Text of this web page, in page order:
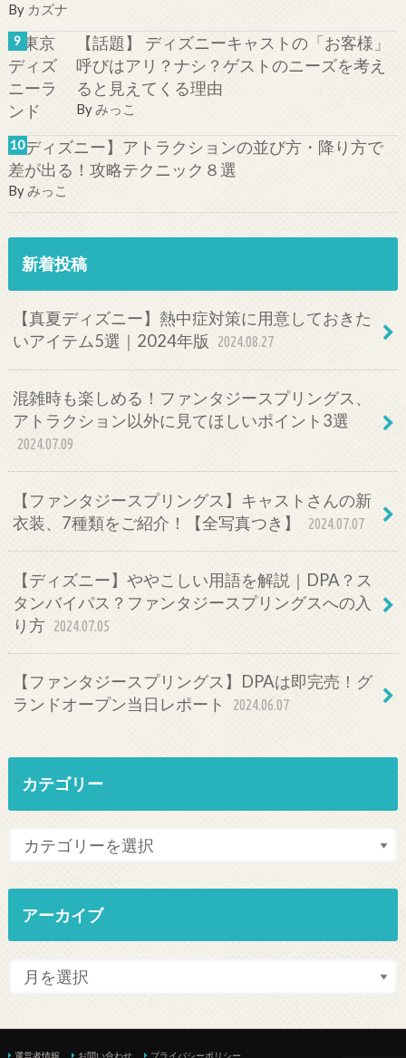
By カズナ
【話題】 ディズニーキャストの「お客様」
呼びはアリ？ナシ？ゲストのニーズを考え
ると見えてくる理由
Byみっこ
【ディズニー】アトラクションの並び方・降り方で
差が出る！攻略テクニック８選
Byみっこ
新着投稿
【真夏ディズニー】熱中症対策に用意しておきた
いアイテム5選｜2024年版
2024.08.27
混雑時も楽しめる！ファンタジースプリングス、
アトラクション以外に見てほしいポイント3選
2024.07.09
【ファンタジースプリングス】キャストさんの新
衣装、7種類をご紹介！【全写真つき】
2024.07.07
【ディズニー】ややこしい用語を解説｜DPA？ス
タンバイパス？ファンタジースプリングスへの入
り方 2024.07.05
【ファンタジースプリングス】DPAは即完売！グ
ランドオープン当日レポート
2024.06.07
カテゴリー
アーカイブ
運営者情報 お問い合わせ プライバシーポリシー